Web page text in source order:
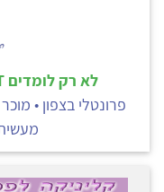
לא רק לומדים CBT מפתחים חשיבה קלינית
פרונטלי בצפון •